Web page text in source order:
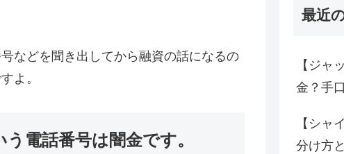
などを聞き出してから融資の話になるの
よ。
う電話番号は闇金です。
最近
【ジャ
金？手
【シャ
分け方